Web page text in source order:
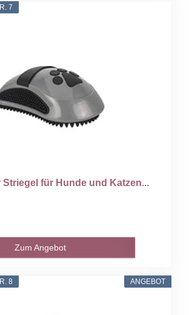
7
Striegel für Hunde und Katzen...
Zum Angebot
ANGEBOT
8